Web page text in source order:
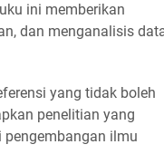
ini memberikan
dan menganalisis
yang tidak boleh
penelitian yang
ilmu